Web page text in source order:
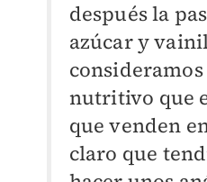
después la
azúcar y
consideramos
nutritivo que
que venden
claro que